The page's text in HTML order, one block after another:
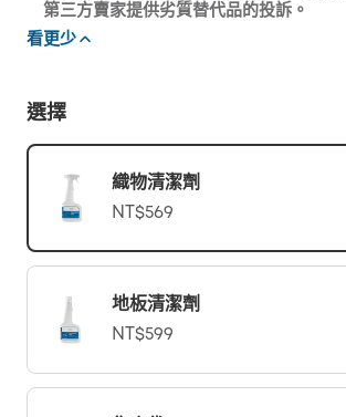
第三方賣家提供劣質替代品的投訴。
看更少
選擇
織物清潔劑
NT$569
地板清潔劑
NT$599